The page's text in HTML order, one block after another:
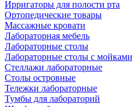
Ирригаторы для полости рта
Ортопедические товары
Массажные кровати
Лабораторная мебель
Лабораторные столы
Лабораторные столы с мойками
Стеллажи лабораторные
Столы островные
Тележки лабораторные
Тумбы для лабораторий